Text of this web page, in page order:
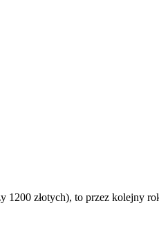
1200 złotych), to przez kolejny